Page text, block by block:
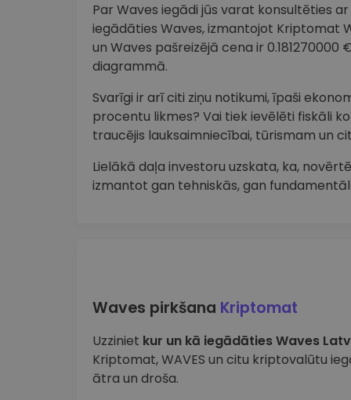
Par Waves iegādi jūs varat konsultēties
iegādāties Waves, izmantojot Kriptomat
un Waves pašreizējā cena ir
diagrammā.
Svarīgi ir arī citi ziņu notikumi, īpaši
procentu likmes? Vai tiek ievēlēti fiskāli
traucējis lauksaimniecībai, tūrismam un
Lielākā daļa investoru uzskata, ka,
izmantot gan tehniskās, gan
Waves pirkšana Kriptomat
Uzziniet kur un kā iegādāties Waves
Kriptomat, WAVES un citu kriptovalūtu
ātra un droša.